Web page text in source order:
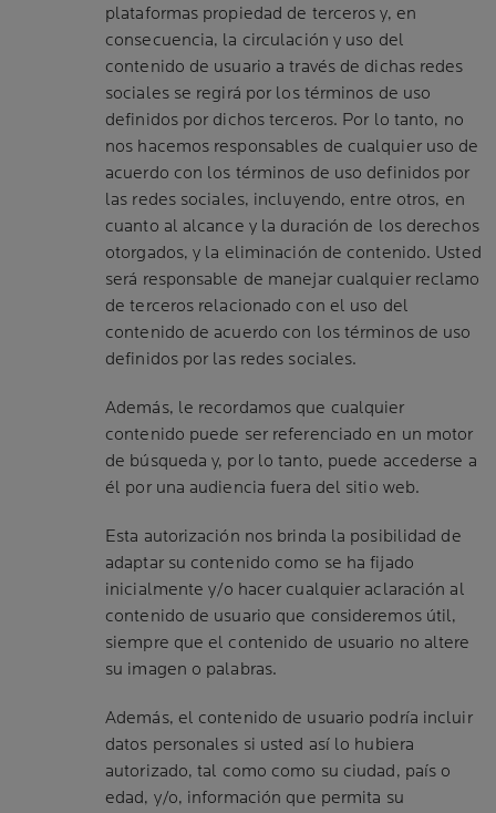
plataformas propiedad de terceros y, en
consecuencia, la circulación y uso del
contenido de usuario a través de dichas redes
sociales se regirá por los términos de uso
definidos por dichos terceros. Por lo tanto, no
nos hacemos responsables de cualquier uso de
acuerdo con los términos de uso definidos por
las redes sociales, incluyendo, entre otros, en
cuanto al alcance y la duración de los derechos
otorgados, y la eliminación de contenido. Usted
será responsable de manejar cualquier reclamo
de terceros relacionado con el uso del
contenido de acuerdo con los términos de uso
definidos por las redes sociales.
Además, le recordamos que cualquier
contenido puede ser referenciado en un motor
de búsqueda y, por lo tanto, puede accederse a
él por una audiencia fuera del sitio web.
Esta autorización nos brinda la posibilidad de
adaptar su contenido como se ha fijado
inicialmente y/o hacer cualquier aclaración al
contenido de usuario que consideremos útil,
siempre que el contenido de usuario no altere
su imagen o palabras.
Además, el contenido de usuario podría incluir
datos personales si usted así lo hubiera
autorizado, tal como como su ciudad, país o
edad, y/o, información que permita su